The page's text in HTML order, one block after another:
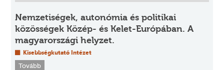
Nemzetiségek, autonómia és politikai
közösségek Közép- és Kelet-Európában. A
magyarországi helyzet.
Kisebbségkutató Intézet
Tovább